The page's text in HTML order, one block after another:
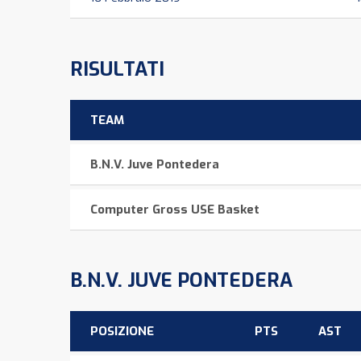
RISULTATI
TEAM
B.N.V. Juve Pontedera
Computer Gross USE Basket
B.N.V. JUVE PONTEDERA
POSIZIONE PTS AST